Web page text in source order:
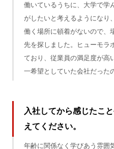
働いているうちに、大学で学
がしたいと考えるようになり
働く場所に頓着がないので、
先を探しました。ヒューモラ
ており、従業員の満足度が高
一希望としていた会社だった
入社してから感じたこ
えてください。
年齢に関係なく学びあう雰囲